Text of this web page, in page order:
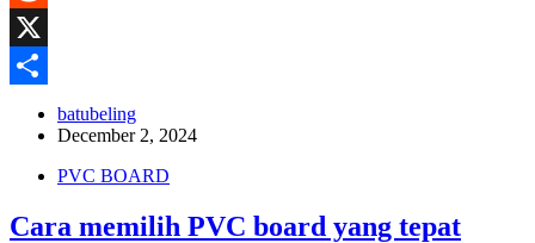
Reddit
X
batubeling
December 2, 2024
PVC BOARD
Cara memilih PVC board yang tepat